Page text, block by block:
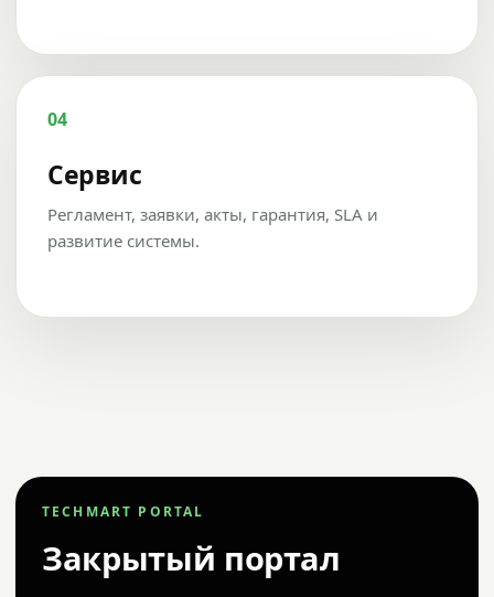
04
Сервис
Регламент, заявки, акты, гарантия, SLA и
развитие системы.
TECHMART PORTAL
Закрытый портал